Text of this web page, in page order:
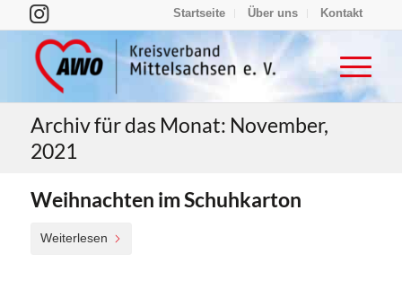
Startseite Über uns Kontakt
Archiv für das Monat: November,
2021
Weihnachten im Schuhkarton
Weiterlesen